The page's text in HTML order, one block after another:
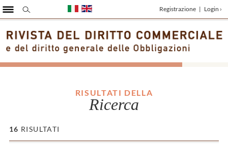
RISULTATI DELLA
Ricerca
16 RISULTATI
Registrazione | Login ›